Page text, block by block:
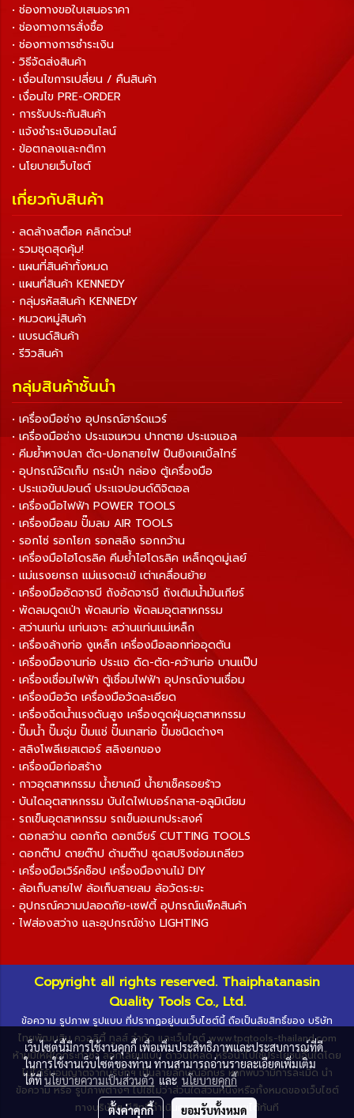
• ช่องทางขอใบเสนอราคา
• ช่องทางการสั่งซื้อ
• ช่องทางการชำระเงิน
• วิธีจัดส่งสินค้า
• เงื่อนไขการเปลี่ยน / คืนสินค้า
• เงื่อนไข PRE-ORDER
• การรับประกันสินค้า
• แจ้งชำระเงินออนไลน์
• ข้อตกลงและกติกา
• นโยบายเว็บไซต์
เกี่ยวกับสินค้า
• ลดล้างสต็อค คลิกด่วน!
• รวมชุดสุดคุ้ม!
• แผนที่สินค้าทั้งหมด
• แผนที่สินค้า KENNEDY
• กลุ่มรหัสสินค้า KENNEDY
• หมวดหมู่สินค้า
• แบรนด์สินค้า
• รีวิวสินค้า
กลุ่มสินค้าชั้นนำ
• เครื่องมือช่าง อุปกรณ์ฮาร์ดแวร์
• เครื่องมือช่าง ประแจแหวน ปากตาย ประแจแอล
• คีมย้ำหางปลา ตัด-ปอกสายไฟ ปืนยิงเคเบิ้ลไทร์
• อุปกรณ์จัดเก็บ กระเป๋า กล่อง ตู้เครื่องมือ
• ประแจขันปอนด์ ประแจปอนด์ดิจิตอล
• เครื่องมือไฟฟ้า POWER TOOLS
• เครื่องมือลม ปั๊มลม AIR TOOLS
• รอกโซ่ รอกโยก รอกสลิง รอกกว้าน
• เครื่องมือไฮโดรลิค คีมย้ำไฮโดรลิค เหล็กดูดมู่เลย์
• แม่แรงยกรถ แม่แรงตะเข้ เต่าเคลื่อนย้าย
• เครื่องมืออัดจารบี ถังอัดจารบี ถังเติมน้ำมันเกียร์
• พัดลมดูดเป่า พัดลมท่อ พัดลมอุตสาหกรรม
• สว่านแท่น แท่นเจาะ สว่านแท่นแม่เหล็ก
• เครื่องล้างท่อ งูเหล็ก เครื่องมือลอกท่ออุดตัน
• เครื่องมืองานท่อ ประแจ ดัด-ตัด-คว้านท่อ บานแป๊ป
• เครื่องเชื่อมไฟฟ้า ตู้เชื่อมไฟฟ้า อุปกรณ์งานเชื่อม
• เครื่องมือวัด เครื่องมือวัดละเอียด
• เครื่องฉีดน้ำแรงดันสูง เครื่องดูดฝุ่นอุตสาหกรรม
• ปั๊มน้ำ ปั๊มจุ่ม ปั๊มแช่ ปั๊มเทสท่อ ปั๊มชนิดต่างๆ
• สลิงโพลีเยสเตอร์ สลิงยกของ
• เครื่องมือก่อสร้าง
• กาวอุตสาหกรรม น้ำยาเคมี น้ำยาเช็ครอยร้าว
• บันไดอุตสาหกรรม บันไดไฟเบอร์กลาส-อลูมิเนียม
• รถเข็นอุตสาหกรรม รถเข็นอเนกประสงค์
• ดอกสว่าน ดอกกัด ดอกเจียร์ CUTTING TOOLS
• ดอกต๊าป ดายต๊าป ด้ามต๊าป ชุดสปริงซ่อมเกลียว
• เครื่องมือเวิร์คช็อป เครื่องมืองานไม้ DIY
• ล้อเก็บสายไฟ ล้อเก็บสายลม ล้อวัดระยะ
• อุปกรณ์ความปลอดภัย-เซฟตี้ อุปกรณ์แพ็คสินค้า
• ไฟส่องสว่าง และอุปกรณ์ช่าง LIGHTING
Copyright all rights reserved. Thaiphatanasin
Quality Tools Co., Ltd.
ข้อความ รูปภาพ รูปแบบ ที่ปรากฏอยู่บนเว็บไซต์นี้ ถือเป็นลิขสิทธิ์ของ บริษัท
ไทยพัฒนสิน ควอลิตี้ ทูลส์ จำกัด และเว็บไซต์ www.tpqtools-thailand.com
ห้ามมิให้ผู้ใดกระทำซ้ำ ลอกเลียนแบบ ดาวน์โหลด หรือนำไปใช้ประโยชน์อื่นใดโดย
ไม่ได้รับอนุญาตจากบริษัทฯ เป็นลายลักษณ์อักษร หากพบว่ามีการละเมิด นำ
ข้อความ หรือ รูปภาพต่างๆ ไปใช้ไม่ว่าส่วนใดส่วนหนึ่งหรือทั้งหมดของเว็บไซต์
ทางบริษัทฯ มีสิทธิ์ดำเนินการตามกฎหมายได้ทันที
เว็บไซต์นี้มีการใช้งานคุกกี้ เพื่อเพิ่มประสิทธิภาพและประสบการณ์ที่ดี
ในการใช้งานเว็บไซต์ของท่าน ท่านสามารถอ่านรายละเอียดเพิ่มเติม
ได้ที่นโยบายความเป็นส่วนตัวและนโยบายคุกกี้
ตั้งค่าคุกกี้ ยอมรับทั้งหมด